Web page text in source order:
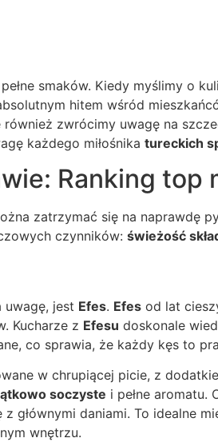
smaków. Kiedy myślimy o
hitem wśród
również zwrócimy uwagę na
każdego miłośnika tureckich
Ranking top
zatrzymać się na naprawdę
czynników: świeżość
uwagę, jest Efes. Efes od lat
Kucharze z Efesu doskonale
co sprawia, że każdy kęs to
w chrupiącej picie, z
soczyste i pełne
głównymi daniami. To idealne
wnętrzu.